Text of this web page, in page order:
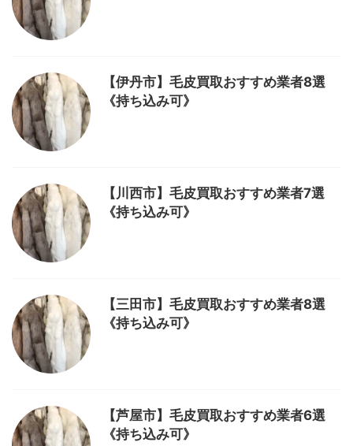
【伊丹市】毛皮買取おすすめ業者8選
《持ち込み可》
【川西市】毛皮買取おすすめ業者7選
《持ち込み可》
【三田市】毛皮買取おすすめ業者8選
《持ち込み可》
【芦屋市】毛皮買取おすすめ業者6選
《持ち込み可》